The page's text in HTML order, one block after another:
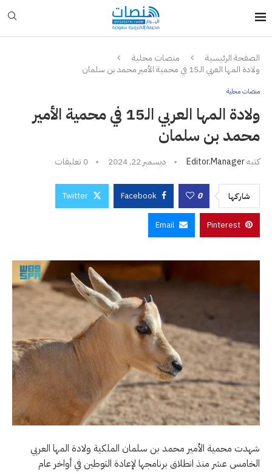
الصفحة الرئيسية
منصات محلية
ولادة المها العربي الـ15 في محمية الأمير محمد بن سلمان
منصات محلية
ولادة المها العربي الـ15 في محمية الأمير
محمد بن سلمان
كتبهEditor.manager ديسمبر 22, 2024 0 تعليقات
شاركها 0
Facebook
Twitter
Pinterest
Email
شهدت محمية الأمير محمد بن سلمان الملكية ولادة المها العربي
الخامس عشر منذ انطلاق برنامجها لإعادة التوطين في أواخر عام